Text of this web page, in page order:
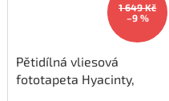
1 649 Kč
–9 %
Pětidílná vliesová
fototapeta Hyacinty,